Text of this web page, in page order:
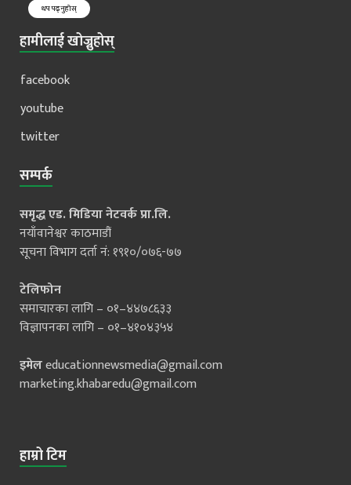
थप पढ्नुहोस्
हामीलाई खोज्नुहोस्
facebook
youtube
twitter
सम्पर्क
समृद्ध एड. मिडिया नेटवर्क प्रा.लि.
नयाँवानेश्वर काठमाडौं
सूचना विभाग दर्ता नं: १९१०/०७६-७७
टेलिफोन
समाचारका लागि – ०१–४४७८६३३
विज्ञापनका लागि – ०१–४१०४३५४
इमेलeducationnewsmedia@gmail.com
marketing.khabaredu@gmail.com
हाम्रो टिम